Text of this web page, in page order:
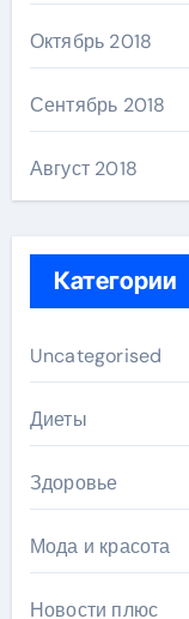
Октябрь 2018
Сентябрь 2018
Август 2018
Категории
Uncategorised
Диеты
Здоровье
Мода и красота
Новости плюс